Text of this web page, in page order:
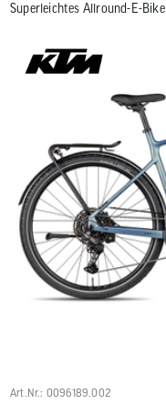
Superleichtes Allround-E-
Art.Nr.: 0096189.002